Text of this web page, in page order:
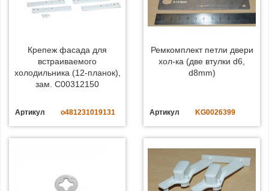
Крепеж фасада для
встраиваемого
холодильника (12-планок),
зам. C00312150
Артикул o481231019131
Ремкомплект петли двери
хол-ка (две втулки d6,
d8mm)
Артикул KG0026399